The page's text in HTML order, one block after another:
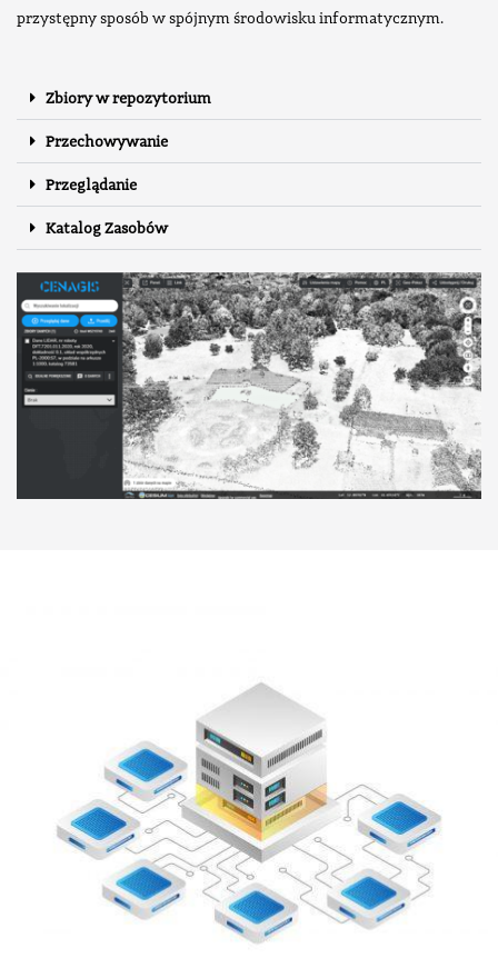
przystępny sposób w spójnym środowisku informatycznym.
Zbiory w repozytorium
Przechowywanie
Przeglądanie
Katalog Zasobów